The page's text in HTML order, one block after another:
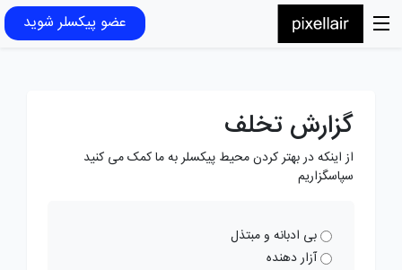
عضو پیکسلر شوید
گزارش تخلف
از اینکه در بهتر کردن محیط پیکسلر به ما کمک می کنید
سپاسگزاریم
بی ادبانه و مبتذل
آزار دهنده